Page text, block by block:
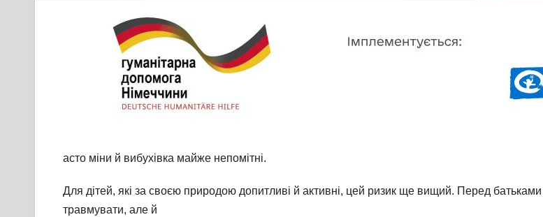
асто міни й вибухівка майже непомітні.
Для дітей, які за своєю природою допитливі й активні, цей ризик ще вищий. Перед
травмувати, але й